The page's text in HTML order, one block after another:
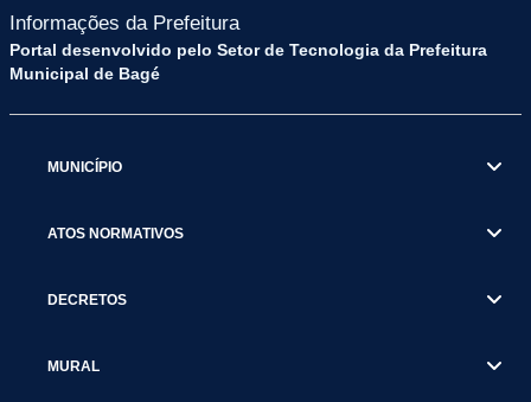
Informações da Prefeitura
Portal desenvolvido pelo Setor de Tecnologia da Prefeitura
Municipal de Bagé
MUNICÍPIO
ATOS NORMATIVOS
DECRETOS
MURAL